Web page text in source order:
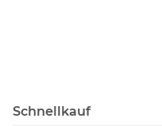
Schnellkauf